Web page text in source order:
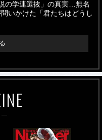
の学連選抜」の真実…無名
いかけた「君たちはどうし